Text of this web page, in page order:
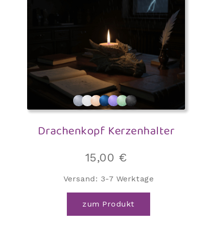
Drachenkopf Kerzenhalter
15,00 €
Versand: 3-7 Werktage
zum Produkt